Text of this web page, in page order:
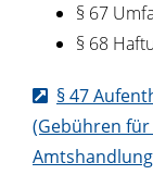
§ 67
§ 68
§ 47
(Gebühren